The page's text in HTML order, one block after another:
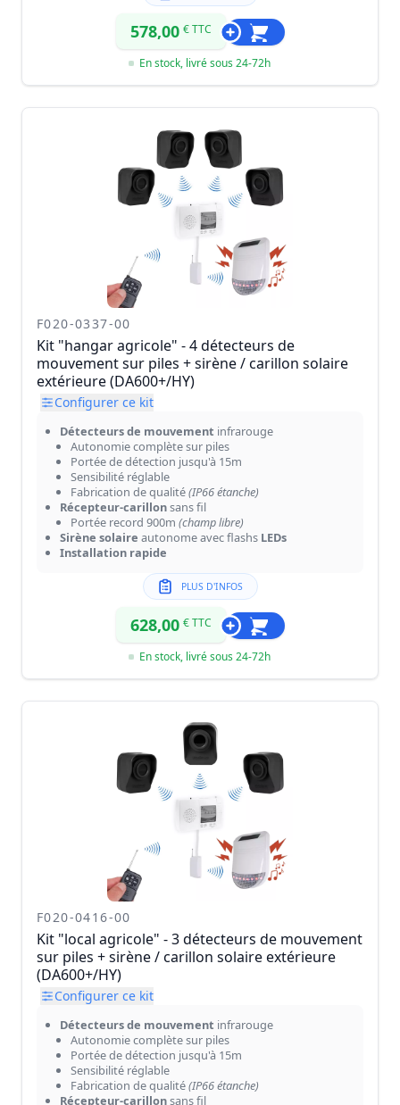
578,00 € TTC
En stock, livré sous 24-72h
F020-0337-00
Kit "hangar agricole" - 4 détecteurs de
mouvement sur piles + sirène / carillon solaire
extérieure (DA600+/HY)
Configurer ce kit
Détecteurs de mouvement infrarouge
Autonomie complète sur piles
Portée de détection jusqu'à 15m
Sensibilité réglable
Fabrication de qualité(IP66 étanche)
Récepteur-carillonsans fil
Portée record 900m (champ libre)
Sirène solaire autonome avec flashs LEDs
Installation rapide
PLUS D'INFOS
628,00 € TTC
En stock, livré sous 24-72h
F020-0416-00
Kit "local agricole" - 3 détecteurs de mouvement
sur piles + sirène / carillon solaire extérieure
(DA600+/HY)
Configurer ce kit
Détecteurs de mouvement infrarouge
Autonomie complète sur piles
Portée de détection jusqu'à 15m
Sensibilité réglable
Fabrication de qualité(IP66 étanche)
Récepteur-carillonsans fil